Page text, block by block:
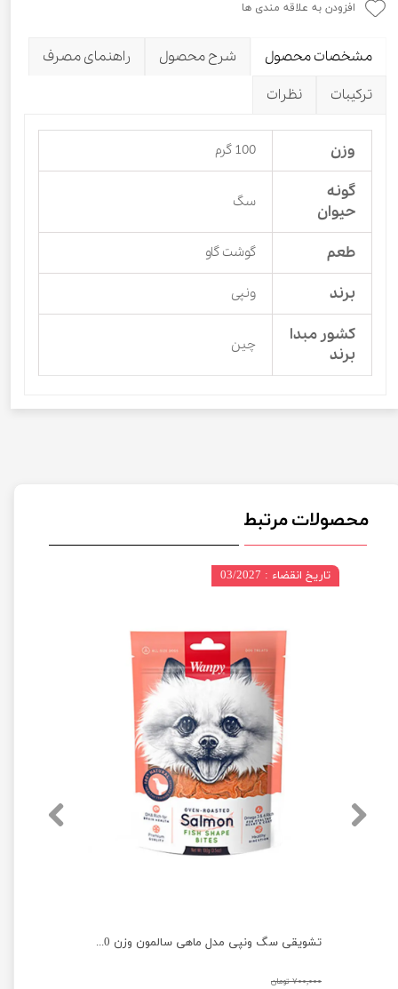
افزودن به علاقه مندی ها
مشخصات محصول شرح محصول
راهنمای مصرف
ترکیبات
نظرات
وزن 100 گرم
گونه
حیوان
سگ
طعم گوشت گاو
برند ونپی
کشور مبدا
برند
چین
محصولات مرتبط
تشویقی سگ ونپی مدل ماهی سالمون وزن 100 گرم
۷۰۰,۰۰۰ تومان
تاریخ انقضاء : 03/2027